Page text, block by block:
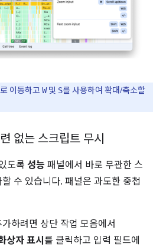
이동하고 W및 S를 사용하여 확대/축소할
없는 스크립트 무시
도록 성능 패널에서 바로 무관한 스
수 있습니다. 패널은 과도한 중첩
하려면 상단 작업 모음에서
상자 표시 를 클릭하고 입력 필드에